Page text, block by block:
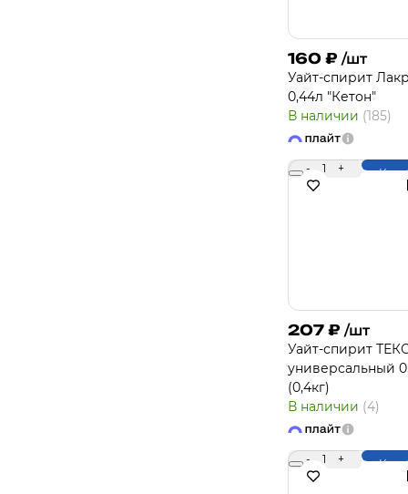
160 ₽ /шт
Уайт-спирит
0,44л "Кетон"
В наличии (185)
- 1 +
207 ₽ /шт
Уайт-спирит
универсальный
(0,4кг)
В наличии (4)
- 1 +